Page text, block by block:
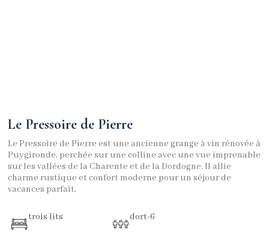
Le Pressoire de Pierre
Le Pressoire de Pierre est une ancienne grange à vin rénovée à
Puygironde, perchée sur une colline avec une vue imprenable
sur les vallées de la Charente et de la Dordogne. Il allie
charme rustique et confort moderne pour un séjour de
vacances parfait.
trois lits dort-6